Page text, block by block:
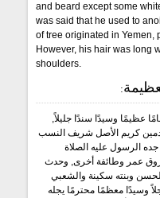
and beard except some
was said that he used to
of tree originated in Yemen,
However, his hair was long
shoulders.
عظيمًا وسيدًا سندًا جليلاً,
كريم الأصل شريف النسب
الرسول عليه الصلاة
عمر وطائفة أخرى, وحدث
وبنته سكينة والشعبي
وسيدًا معظمًا محترمًا يجله